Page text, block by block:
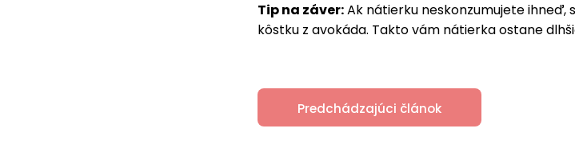
Tip na záver:Ak nátierku neskonzumujete ihneď,
kôstku z avokáda. Takto vám nátierka ostane
Predchádzajúci článok